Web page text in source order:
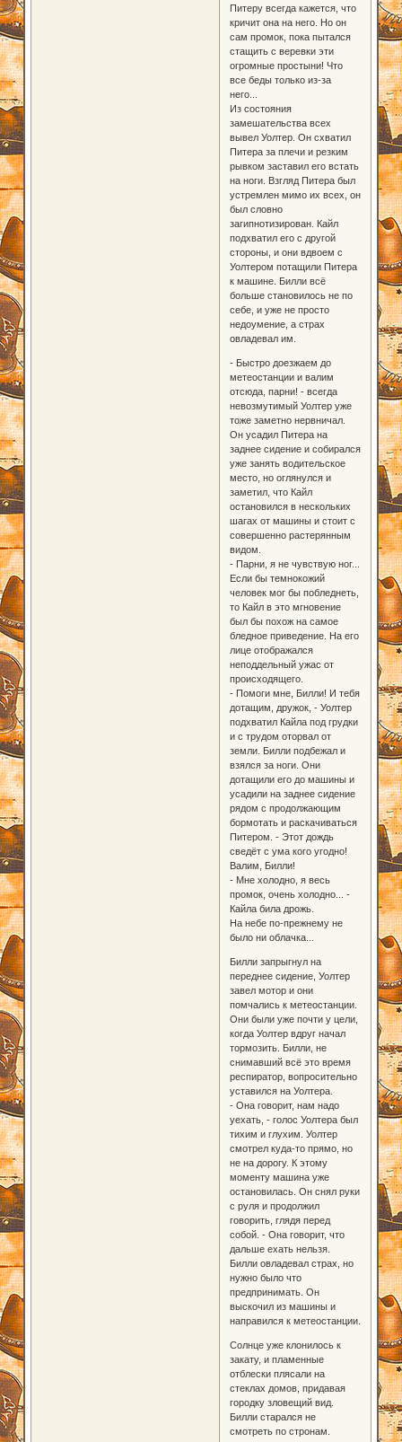
Питеру всегда кажется, что
кричит она на него. Но он
сам промок, пока пытался
стащить с веревки эти
огромные простыни! Что
все беды только из-за
него...
Из состояния
замешательства всех
вывел Уолтер. Он схватил
Питера за плечи и резким
рывком заставил его встать
на ноги. Взгляд Питера был
устремлен мимо их всех, он
был словно
загипнотизирован. Кайл
подхватил его с другой
стороны, и они вдвоем с
Уолтером потащили Питера
к машине. Билли всё
больше становилось не по
себе, и уже не просто
недоумение, а страх
овладевал им.
- Быстро доезжаем до
метеостанции и валим
отсюда, парни! - всегда
невозмутимый Уолтер уже
тоже заметно нервничал.
Он усадил Питера на
заднее сидение и собирался
уже занять водительское
место, но оглянулся и
заметил, что Кайл
остановился в нескольких
шагах от машины и стоит с
совершенно растерянным
видом.
- Парни, я не чувствую ног...
Если бы темнокожий
человек мог бы побледнеть,
то Кайл в это мгновение
был бы похож на самое
бледное приведение. На его
лице отображался
неподдельный ужас от
происходящего.
- Помоги мне, Билли! И тебя
дотащим, дружок, - Уолтер
подхватил Кайла под грудки
и с трудом оторвал от
земли. Билли подбежал и
взялся за ноги. Они
дотащили его до машины и
усадили на заднее сидение
рядом с продолжающим
бормотать и раскачиваться
Питером. - Этот дождь
сведёт с ума кого угодно!
Валим, Билли!
- Мне холодно, я весь
промок, очень холодно... -
Кайла била дрожь.
На небе по-прежнему не
было ни облачка...
Билли запрыгнул на
переднее сидение, Уолтер
завел мотор и они
помчались к метеостанции.
Они были уже почти у цели,
когда Уолтер вдруг начал
тормозить. Билли, не
снимавший всё это время
респиратор, вопросительно
уставился на Уолтера.
- Она говорит, нам надо
уехать, - голос Уолтера был
тихим и глухим. Уолтер
смотрел куда-то прямо, но
не на дорогу. К этому
моменту машина уже
остановилась. Он снял руки
с руля и продолжил
говорить, глядя перед
собой. - Она говорит, что
дальше ехать нельзя.
Билли овладевал страх, но
нужно было что
предпринимать. Он
выскочил из машины и
направился к метеостанции.
Солнце уже клонилось к
закату, и пламенные
отблески плясали на
стеклах домов, придавая
городку зловещий вид.
Билли старался не
смотреть по стронам.